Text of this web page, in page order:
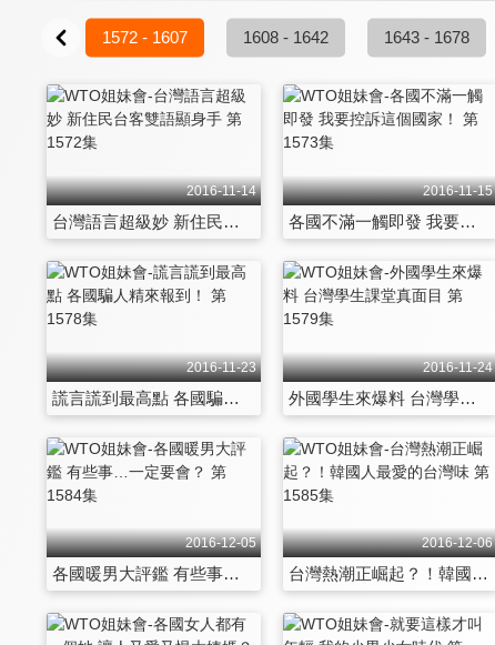
1572 - 1607 1608 - 1642 1643 - 1678
2016-11-14
台灣語言超級妙 新住民台客雙語顯身手 第1572集
2016-11-15
各國不滿一觸即發 我要控訴這個國家！ 第1573集
2016-11-23
謊言謊到最高點 各國騙人精來報到！ 第1578集
2016-11-24
外國學生來爆料 台灣學生課堂真面目 第1579集
2016-12-05
各國暖男大評鑑 有些事…一定要會？ 第1584集
2016-12-06
台灣熱潮正崛起？！韓國人最愛的台灣味 第1585集